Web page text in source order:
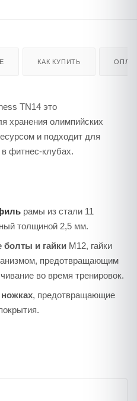
КАК КУПИТЬ
TN14 это
хранения олимпийских
и подходит для
в фитнес-клубах.
рамы из стали 11
толщиной 2,5 мм.
и гайки M12, гайки
предотвращающим
во время тренировок.
, предотвращающие